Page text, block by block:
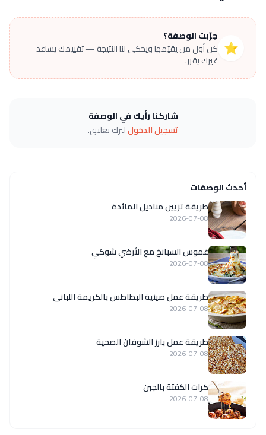
⭐
جرّبت الوصفة؟
كن أول من يقيّمها ويحكي لنا النتيجة — تقييمك يساعد
غيرك يقرر.
شاركنا رأيك في الوصفة
تسجيل الدخوللترك تعليق.
أحدث الوصفات
طريقة تزيين مناديل المائدة
2026-07-08
غموس السبانخ مع الأرضي شوكي
2026-07-08
طريقة عمل صينية البطاطس بالكريمة اللبانى
2026-07-08
طريقة عمل بارز الشوفان الصحية
2026-07-08
كرات الكفتة بالجبن
2026-07-08